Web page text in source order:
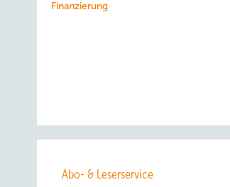
Finanzierung
Abo- & Leserservice